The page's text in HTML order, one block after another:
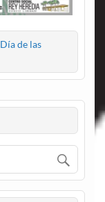
Día de las